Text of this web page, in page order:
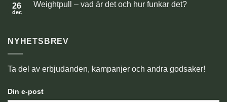
–
trygghet,
till
Nosaktivering
enkel
berikning
skillnad
26
dec
Weightpull – vad är det och hur funkar det?
–
och
hur
NYHETSBREV
Ta del av erbjudanden, kampanjer och andra godsaker!
Din e-post